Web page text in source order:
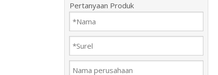
Pertanyaan Produk